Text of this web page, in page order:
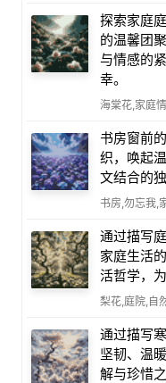
探索家庭
的温馨团
与情感的
幸。
海棠花,家庭
书房窗前
织，唤起
文结合的
书房,勿忘我,
通过描写
家庭生活
活哲学，
梨花,庭院,自
通过描写
坚韧、温
解与珍惜之